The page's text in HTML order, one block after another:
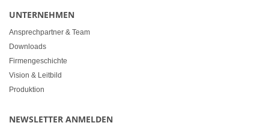
UNTERNEHMEN
Ansprechpartner & Team
Downloads
Firmengeschichte
Vision & Leitbild
Produktion
NEWSLETTER ANMELDEN